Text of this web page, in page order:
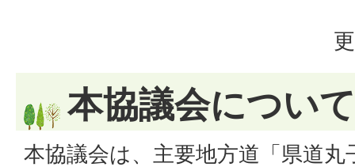
本協議会について
本協議会は、主要地方道「県道